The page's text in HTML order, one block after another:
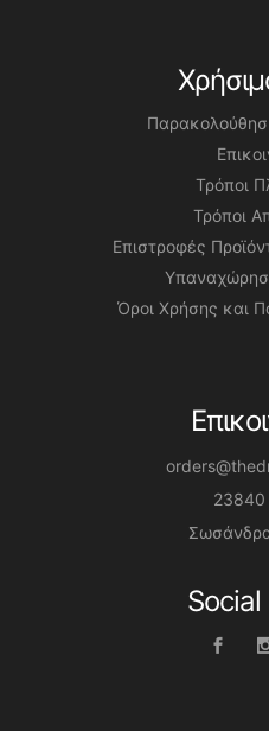
Τρόποι
Τρόποι
Επιστροφές
Όροι Χρήσης και
23840